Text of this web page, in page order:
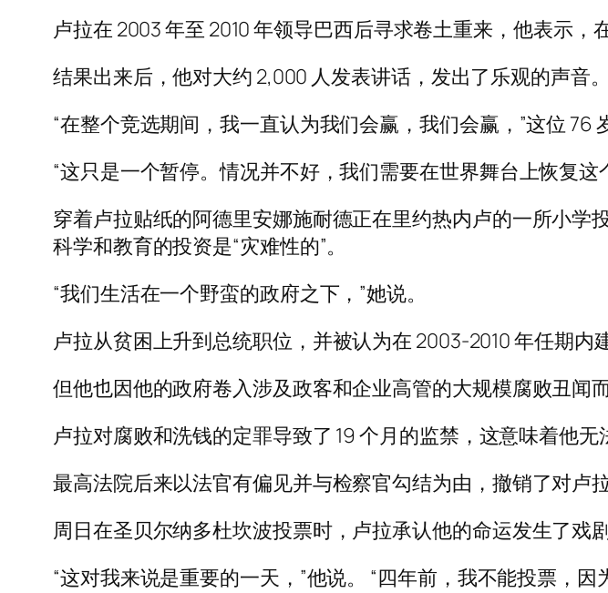
卢拉在 2003 年至 2010 年领导巴西后寻求卷土重来，他表示，
结果出来后，他对大约 2,000 人发表讲话，发出了乐观的声音。
“在整个竞选期间，我一直认为我们会赢，我们会赢，”这位 76
“这只是一个暂停。情况并不好，我们需要在世界舞台上恢复这
穿着卢拉贴纸的阿德里安娜施耐德正在里约热内卢的一所小学
科学和教育的投资是“灾难性的”。
“我们生活在一个野蛮的政府之下，”她说。
卢拉从贫困上升到总统职位，并被认为在 2003-2010 年任期
但他也因他的政府卷入涉及政客和企业高管的大规模腐败丑闻
卢拉对腐败和洗钱的定罪导致了 19 个月的监禁，这意味着他
最高法院后来以法官有偏见并与检察官勾结为由，撤销了对卢拉
周日在圣贝尔纳多杜坎波投票时，卢拉承认他的命运发生了戏
“这对我来说是重要的一天，”他说。 “四年前，我不能投票，